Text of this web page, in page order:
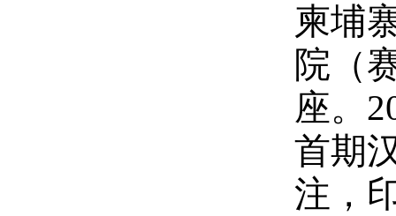
柬埔
院（
座。
首期
注，